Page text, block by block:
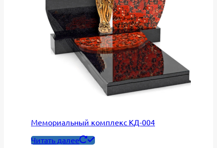
Мемориальный комплекс КД-004
Читать далее